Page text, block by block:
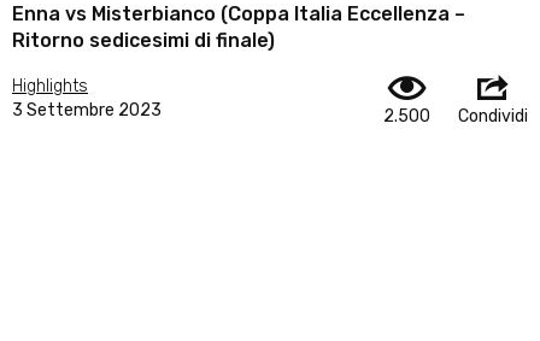
Enna vs Misterbianco (Coppa Italia Eccellenza –
Ritorno sedicesimi di finale)
Highlights
3 Settembre 2023
2.500 Condividi